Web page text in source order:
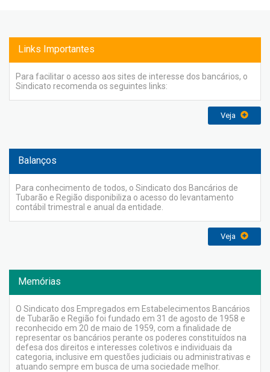
Links Importantes
Para facilitar o acesso aos sites de interesse dos bancários, o
Sindicato recomenda os seguintes links:
Veja
Balanços
Para conhecimento de todos, o Sindicato dos Bancários de
Tubarão e Região disponibiliza o acesso do levantamento
contábil trimestral e anual da entidade.
Veja
Memórias
O Sindicato dos Empregados em Estabelecimentos Bancários
de Tubarão e Região foi fundado em 31 de agosto de 1958 e
reconhecido em 20 de maio de 1959, com a finalidade de
representar os bancários perante os poderes constituídos na
defesa dos direitos e interesses coletivos e individuais da
categoria, inclusive em questões judiciais ou administrativas e
atuando sempre em busca de uma sociedade melhor.